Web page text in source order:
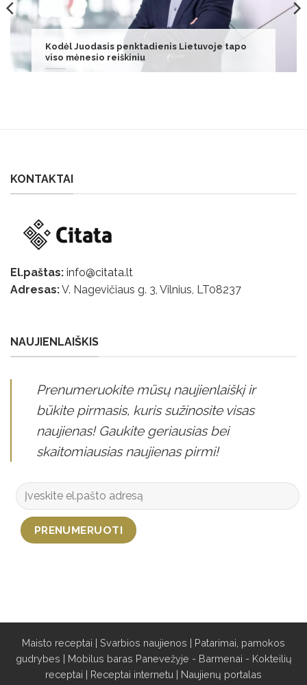
Dešimtmečio turtai atima žadą: milijardai
sąskaitoje, automobiliai ir vila gauta vos 6-erių
KONTAKTAI
El.paštas: info@citata.lt
Adresas:V. Nagevičiaus g. 3, Vilnius, LT08237
NAUJIENLAIŠKIS
Prenumeruokite mūsų naujienlaiškį ir
būkite pirmasis, kuris sužinosite visas
naujienas! Gaukite geriausias bei
skaitomiausias naujienas pirmi!
Maisto receptai | Svarbios naujienos | Patarimai, pamokos
gudrybes | Mobilus baras Panevežyje - Barmenai - Kokteilių
receptai | Receptai internetu | Naujienų portalas